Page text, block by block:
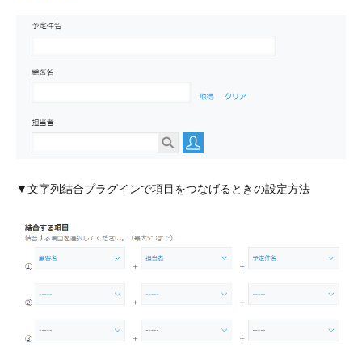
▼文字列結合プラグインで項目をつなげるときの設定方法